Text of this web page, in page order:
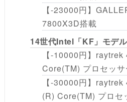
【-23000円】
7800X3D搭載
14世代Intel「KF」モデ
【-10000円】
Core(TM) プロセッ
【-30000円】
(R) Core(TM) プロ